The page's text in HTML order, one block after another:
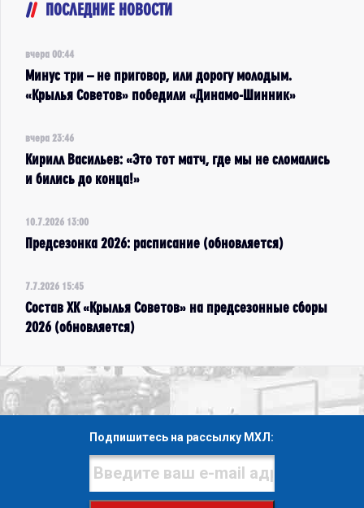
ПОСЛЕДНИЕ НОВОСТИ
вчера 00:44
Минус три – не приговор, или дорогу молодым.
«Крылья Советов» победили «Динамо-Шинник»
вчера 23:46
Кирилл Васильев: «Это тот матч, где мы не сломались
и бились до конца!»
10.7.2026 13:00
Предсезонка 2026: расписание (обновляется)
7.7.2026 15:45
Состав ХК «Крылья Советов» на предсезонные сборы
2026 (обновляется)
Подпишитесь на рассылку МХЛ: